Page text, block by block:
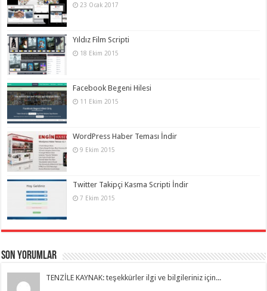
23 Ocak 2017
Yıldız Film Scripti
18 Ekim 2015
Facebook Begeni Hilesi
11 Ekim 2015
WordPress Haber Teması İndir
9 Ekim 2015
Twitter Takipçi Kasma Scripti İndir
7 Ekim 2015
Son Yorumlar
TENZİLE KAYNAK: teşekkürler ilgi ve bilgileriniz için...